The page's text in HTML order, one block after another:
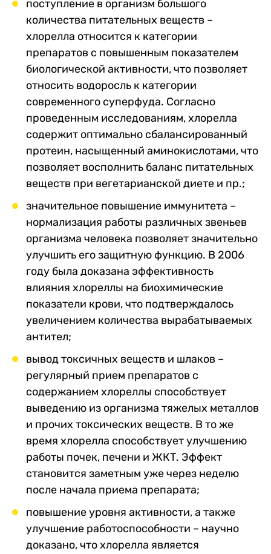
поступление в организм большого
количества питательных веществ –
хлорелла относится к категории
препаратов с повышенным показателем
биологической активности, что позволяет
относить водоросль к категории
современного суперфуда. Согласно
проведенным исследованиям, хлорелла
содержит оптимально сбалансированный
протеин, насыщенный аминокислотами, что
позволяет восполнить баланс питательных
веществ при вегетарианской диете и пр.;
значительное повышение иммунитета –
нормализация работы различных звеньев
организма человека позволяет значительно
улучшить его защитную функцию. В 2006
году была доказана эффективность
влияния хлореллы на биохимические
показатели крови, что подтверждалось
увеличением количества вырабатываемых
антител;
вывод токсичных веществ и шлаков –
регулярный прием препаратов с
содержанием хлореллы способствует
выведению из организма тяжелых металлов
и прочих токсических веществ. В то же
время хлорелла способствует улучшению
работы почек, печени и ЖКТ. Эффект
становится заметным уже через неделю
после начала приема препарата;
повышение уровня активности, а также
улучшение работоспособности – научно
доказано, что хлорелла является